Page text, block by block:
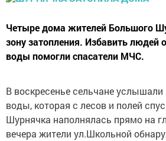
Четыре дома жителей Большого
зону затопления. Избавить людей
воды помогли спасатели МЧС.
В воскресенье сельчане
воды, которая с лесов и полей
Шурнячка наполнялась прямо на
вечера жители ул.Школьной